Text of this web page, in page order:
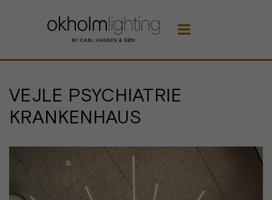

VEJLE PSYCHIATRIE
KRANKENHAUS